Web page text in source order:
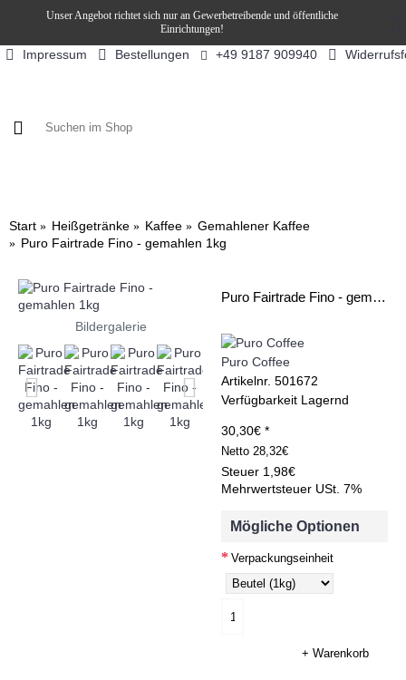
Unser Angebot richtet sich nur an Gewerbetreibende und öffentliche
Einrichtungen!
Impressum Bestellungen +49 9187 909940
Start Heißgetränke Kaffee
Gemahlener Kaffee
Puro Fairtrade Fino - gemahlen 1kg
Bildergalerie
Puro Fairtrade Fino - gemahlen 1kg
Puro Coffee
Artikelnr. 501672
Verfügbarkeit Lagernd
30,30€ *
Netto 28,32€
Steuer 1,98€
Mehrwertsteuer USt. 7%
Mögliche Optionen
Verpackungseinheit
+ Warenkorb